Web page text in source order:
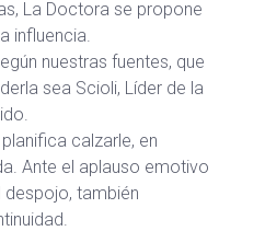
La Doctora se propone
influencia.
nuestras fuentes, que
sea Scioli, Líder de la
calzarle, en
Ante el aplauso emotivo
también